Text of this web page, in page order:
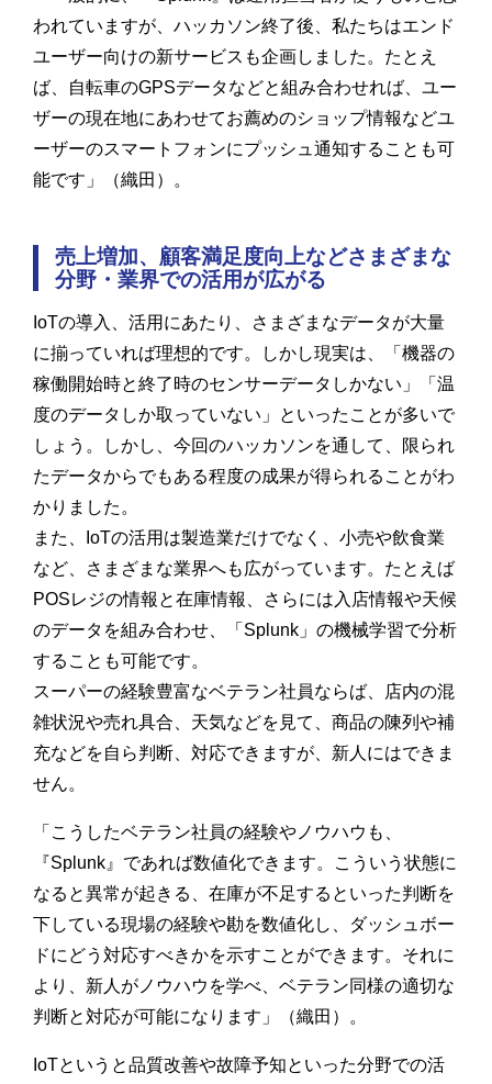
われていますが、ハッカソン終了後、私たちはエンド
ユーザー向けの新サービスも企画しました。たとえ
ば、自転車のGPSデータなどと組み合わせれば、ユー
ザーの現在地にあわせてお薦めのショップ情報などユ
ーザーのスマートフォンにプッシュ通知することも可
能です」（織田）。
売上増加、顧客満足度向上などさまざまな
分野・業界での活用が広がる
IoTの導入、活用にあたり、さまざまなデータが大量
に揃っていれば理想的です。しかし現実は、「機器の
稼働開始時と終了時のセンサーデータしかない」「温
度のデータしか取っていない」といったことが多いで
しょう。しかし、今回のハッカソンを通して、限られ
たデータからでもある程度の成果が得られることがわ
かりました。
また、IoTの活用は製造業だけでなく、小売や飲食業
など、さまざまな業界へも広がっています。たとえば
POSレジの情報と在庫情報、さらには入店情報や天候
のデータを組み合わせ、「Splunk」の機械学習で分析
することも可能です。
スーパーの経験豊富なベテラン社員ならば、店内の混
雑状況や売れ具合、天気などを見て、商品の陳列や補
充などを自ら判断、対応できますが、新人にはできま
せん。
「こうしたベテラン社員の経験やノウハウも、
『Splunk』であれば数値化できます。こういう状態に
なると異常が起きる、在庫が不足するといった判断を
下している現場の経験や勘を数値化し、ダッシュボー
ドにどう対応すべきかを示すことができます。それに
より、新人がノウハウを学べ、ベテラン同様の適切な
判断と対応が可能になります」（織田）。
IoTというと品質改善や故障予知といった分野での活